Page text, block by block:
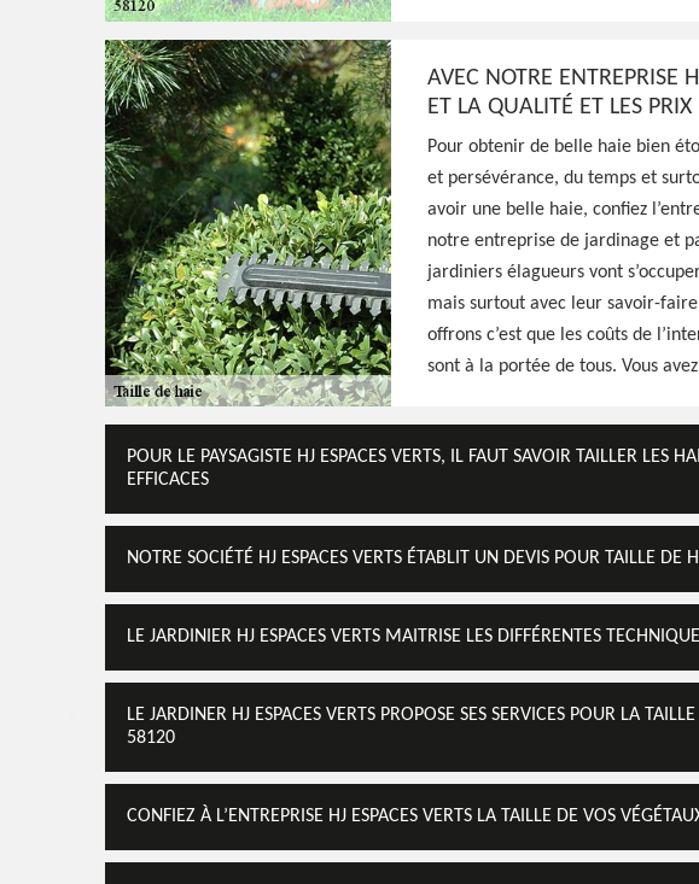
Excellent jardinier à Chateau Chinon Campagne 58120, HJ
Verts peut réaliser une taille de formation, d'entretien, ou
fructification pour vos haies, prestation de qualité et
pas cher
Voir Nos Realisations Contactez-Nous!
AVEC NOTRE ENTREPRISE
ET LA QUALITÉ ET LES PRIX
Pour obtenir de belle haie bien
et persévérance, du temps et
avoir une belle haie, confiez
notre entreprise de jardinage et
jardiniers élagueurs vont
mais surtout avec leur savoir-
offrons c’est que les coûts de
sont à la portée de tous. Vous
POUR LE PAYSAGISTE HJ ESPACES VERTS, IL FAUT SAVOIR TAILLER LES
EFFICACES
NOTRE SOCIÉTÉ HJ ESPACES VERTS ÉTABLIT UN DEVIS POUR TAILLE DE
LE JARDINIER HJ ESPACES VERTS MAITRISE LES DIFFÉRENTES
LE JARDINER HJ ESPACES VERTS PROPOSE SES SERVICES POUR LA
58120
CONFIEZ À L’ENTREPRISE HJ ESPACES VERTS LA TAILLE DE VOS